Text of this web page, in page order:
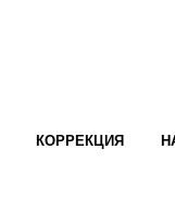
КОРРЕКЦИЯ